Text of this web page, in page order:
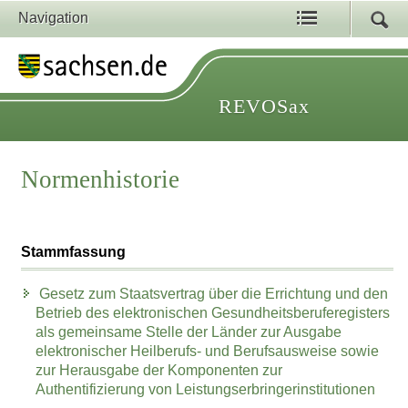
Navigation
REVOSax
Normenhistorie
Stammfassung
Gesetz zum Staatsvertrag über die Errichtung und den
Betrieb des elektronischen Gesundheitsberuferegisters
als gemeinsame Stelle der Länder zur Ausgabe
elektronischer Heilberufs- und Berufsausweise sowie
zur Herausgabe der Komponenten zur
Authentifizierung von Leistungserbringerinstitutionen